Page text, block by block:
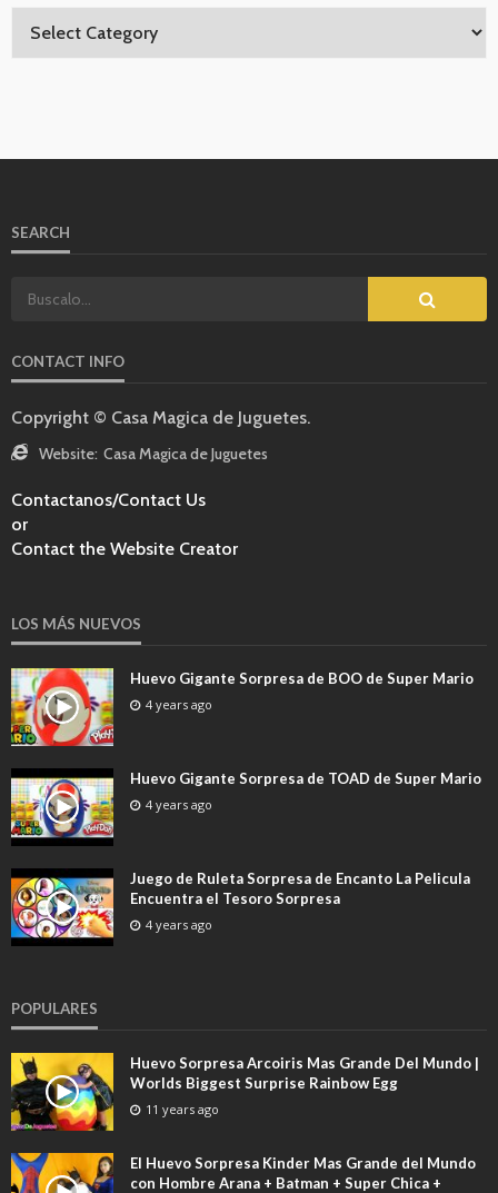
SEARCH
CONTACT INFO
Copyright © Casa Magica de Juguetes.
Website: Casa Magica de Juguetes
Contactanos/Contact Us
or
Contact the Website Creator
LOS MÁS NUEVOS
Huevo Gigante Sorpresa de BOO de Super Mario
4 years ago
Huevo Gigante Sorpresa de TOAD de Super Mario
4 years ago
Juego de Ruleta Sorpresa de Encanto La Pelicula
Encuentra el Tesoro Sorpresa
4 years ago
POPULARES
Huevo Sorpresa Arcoiris Mas Grande Del Mundo |
Worlds Biggest Surprise Rainbow Egg
11 years ago
El Huevo Sorpresa Kinder Mas Grande del Mundo
con Hombre Arana + Batman + Super Chica +